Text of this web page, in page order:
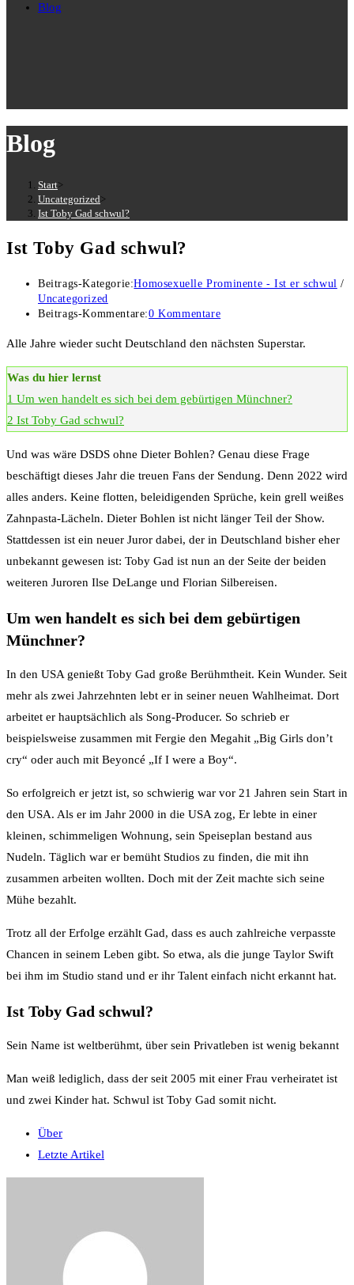
Blog
Blog
Start>
Uncategorized>
Ist Toby Gad schwul?
Ist Toby Gad schwul?
Beitrags-Kategorie:Homosexuelle Prominente - Ist er schwul /
Uncategorized
Beitrags-Kommentare:0 Kommentare
Alle Jahre wieder sucht Deutschland den nächsten Superstar.
Was du hier lernst
1 Um wen handelt es sich bei dem gebürtigen Münchner?
2 Ist Toby Gad schwul?
Und was wäre DSDS ohne Dieter Bohlen? Genau diese Frage
beschäftigt dieses Jahr die treuen Fans der Sendung. Denn 2022 wird
alles anders. Keine flotten, beleidigenden Sprüche, kein grell weißes
Zahnpasta-Lächeln. Dieter Bohlen ist nicht länger Teil der Show.
Stattdessen ist ein neuer Juror dabei, der in Deutschland bisher eher
unbekannt gewesen ist: Toby Gad ist nun an der Seite der beiden
weiteren Juroren Ilse DeLange und Florian Silbereisen.
Um wen handelt es sich bei dem gebürtigen
Münchner?
In den USA genießt Toby Gad große Berühmtheit. Kein Wunder. Seit
mehr als zwei Jahrzehnten lebt er in seiner neuen Wahlheimat. Dort
arbeitet er hauptsächlich als Song-Producer. So schrieb er
beispielsweise zusammen mit Fergie den Megahit „Big Girls don’t
cry“ oder auch mit Beyoncé „If I were a Boy“.
So erfolgreich er jetzt ist, so schwierig war vor 21 Jahren sein Start in
den USA. Als er im Jahr 2000 in die USA zog, Er lebte in einer
kleinen, schimmeligen Wohnung, sein Speiseplan bestand aus
Nudeln. Täglich war er bemüht Studios zu finden, die mit ihn
zusammen arbeiten wollten. Doch mit der Zeit machte sich seine
Mühe bezahlt.
Trotz all der Erfolge erzählt Gad, dass es auch zahlreiche verpasste
Chancen in seinem Leben gibt. So etwa, als die junge Taylor Swift
bei ihm im Studio stand und er ihr Talent einfach nicht erkannt hat.
Ist Toby Gad schwul?
Sein Name ist weltberühmt, über sein Privatleben ist wenig bekannt
Man weiß lediglich, dass der seit 2005 mit einer Frau verheiratet ist
und zwei Kinder hat. Schwul ist Toby Gad somit nicht.
Über
Letzte Artikel